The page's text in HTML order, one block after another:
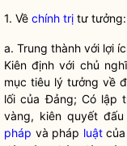
1. Về chính trị tư tưởng:
a. Trung thành với lợi
Kiên định với chủ
mục tiêu lý tưởng về
lối của Đảng; Có lập
vàng, kiên quyết
pháp và pháp luậtcủa